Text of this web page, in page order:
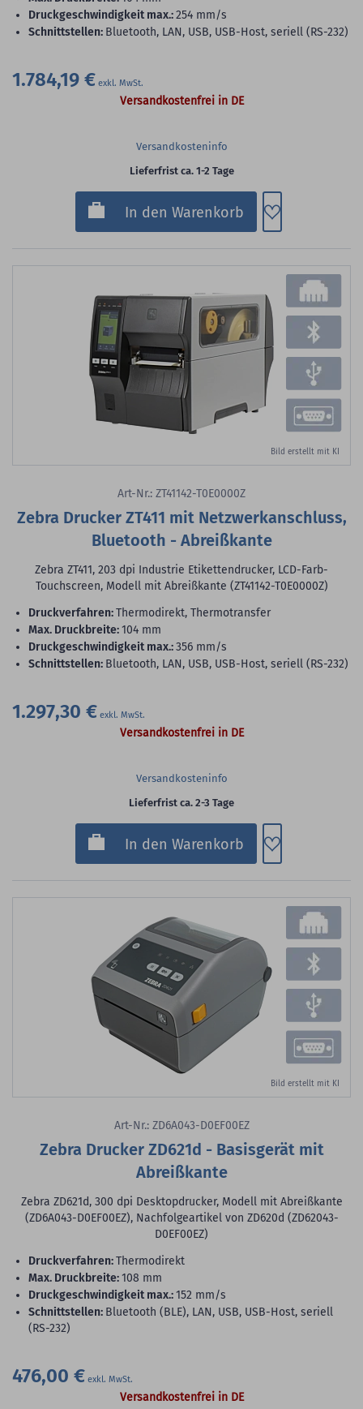
Druckgeschwindigkeit max.:254 mm/s
Schnittstellen: Bluetooth, LAN, USB, USB-Host, seriell (RS-232)
1.784,19 €
Versandkostenfrei in DE
Versandkosteninfo
Lieferfrist ca. 1-2 Tage
In den Warenkorb Zum
Bild erstellt mit KI
Art-Nr.: ZT41142-T0E0000Z
Zebra Drucker ZT411 mit Netzwerkanschluss,
Bluetooth - Abreißkante
Zebra ZT411, 203 dpi Industrie Etikettendrucker, LCD-Farb-
Touchscreen, Modell mit Abreißkante (ZT41142-T0E0000Z)
Druckverfahren:Thermodirekt, Thermotransfer
max. Druckbreite:104 mm
Druckgeschwindigkeit max.:356 mm/s
Schnittstellen: Bluetooth, LAN, USB, USB-Host, seriell (RS-232)
1.297,30 €
Versandkostenfrei in DE
Versandkosteninfo
Lieferfrist ca. 2-3 Tage
In den Warenkorb Zum
Bild erstellt mit KI
Art-Nr.: ZD6A043-D0EF00EZ
Zebra Drucker ZD621d - Basisgerät mit
Abreißkante
Zebra ZD621d, 300 dpi Desktopdrucker, Modell mit Abreißkante
(ZD6A043-D0EF00EZ), Nachfolgeartikel von ZD620d (ZD62043-
D0EF00EZ)
Druckverfahren:Thermodirekt
max. Druckbreite:108 mm
Druckgeschwindigkeit max.:152 mm/s
Schnittstellen: Bluetooth (BLE), LAN, USB, USB-Host, seriell
(RS-232)
476,00 €
Versandkostenfrei in DE